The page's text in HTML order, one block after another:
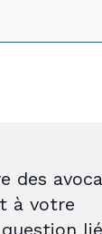
des
à votre